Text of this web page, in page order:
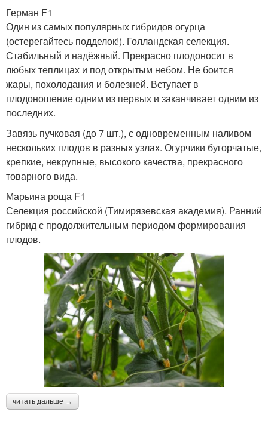
Герман F1
Один из самых популярных гибридов огурца
(остерегайтесь подделок!). Голландская селекция.
Стабильный и надёжный. Прекрасно плодоносит в
любых теплицах и под открытым небом. Не боится
жары, похолодания и болезней. Вступает в
плодоношение одним из первых и заканчивает одним из
последних.
Завязь пучковая (до 7 шт.), с одновременным наливом
нескольких плодов в разных узлах. Огурчики бугорчатые,
крепкие, некрупные, высокого качества, прекрасного
товарного вида.
Марьина роща F1
Селекция российской (Тимирязевская академия). Ранний
гибрид с продолжительным периодом формирования
плодов.
читать дальше →